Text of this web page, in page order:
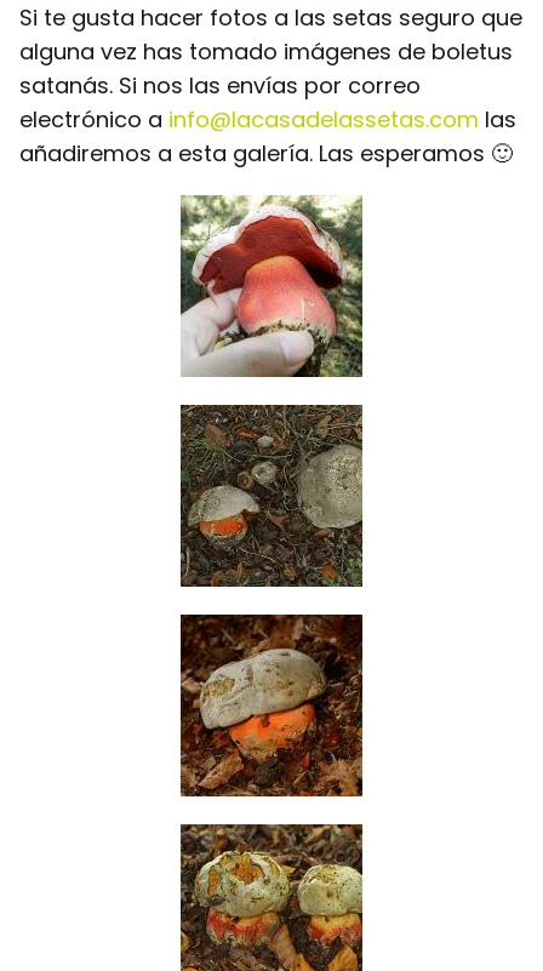
Si te gusta hacer fotos a las setas seguro que
alguna vez has tomado imágenes de boletus
satanás. Si nos las envías por correo
electrónico a info@lacasadelassetas.com las
añadiremos a esta galería. Las esperamos 🙂